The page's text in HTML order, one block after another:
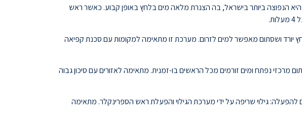
היא הנפוצה ביותר בישראל, בה הצנרת מלאה מים בלחץ באופן קבוע. כאשר ראש
יורד ושסתום מאפשר למים לזרום. מערכת זו מתאימה למקומות עם סכנת קפיאה
נפתח ומים זורמים מכל הראשים בו-זמנית. מתאימה לאזורים עם סיכון גבוה
גילוי שריפה על ידי מערכת הגילוי והפעלת ראש הספרינקלר. מתאימה